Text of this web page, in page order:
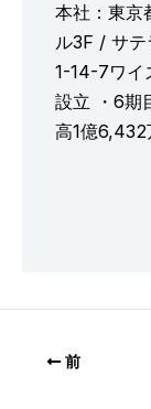
本社：東京
ル3F / サテ
1-14-7ワイ
設立 ・6期
高1億6,432
前